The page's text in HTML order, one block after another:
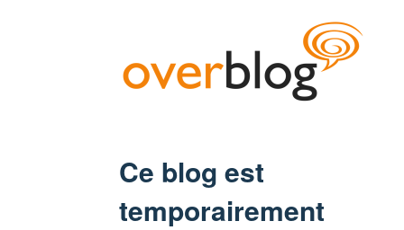
Ce blog est
temporairement